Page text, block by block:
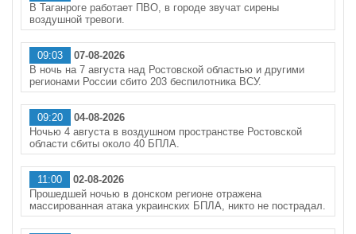
В Таганроге работает ПВО, в городе звучат сирены
воздушной тревоги.
09:03
07-08-2026
В ночь на 7 августа над Ростовской областью и другими
регионами России сбито 203 беспилотника ВСУ.
09:20
04-08-2026
Ночью 4 августа в воздушном пространстве Ростовской
области сбиты около 40 БПЛА.
11:00
02-08-2026
Прошедшей ночью в донском регионе отражена
массированная атака украинских БПЛА, никто не пострадал.